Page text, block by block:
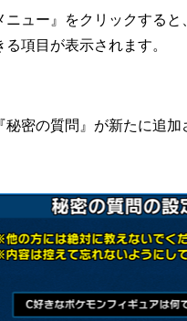
ニュー』をクリックすると
る項目が表示されます。
秘密の質問』が新たに追加